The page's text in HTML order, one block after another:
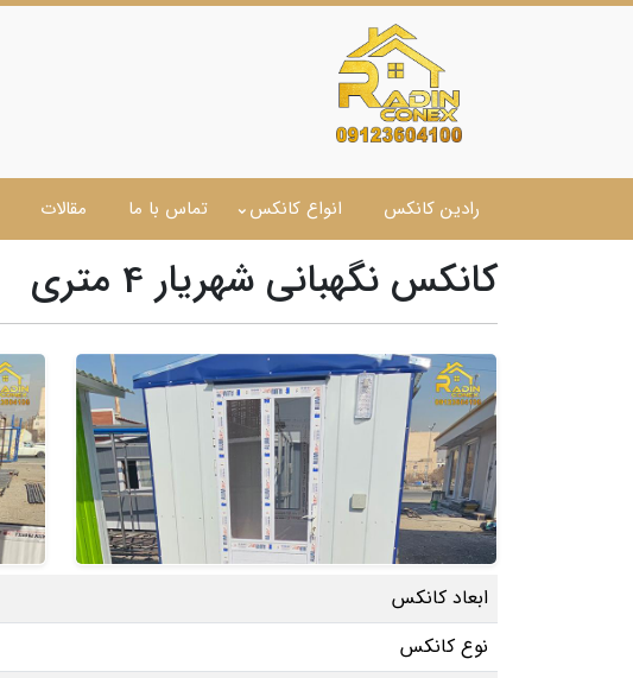
رادین کانکس انواع کانکس تماس با ما مقالات
کانکس نگهبانی شهریار 4 متری
ابعاد کانکس
نوع کانکس